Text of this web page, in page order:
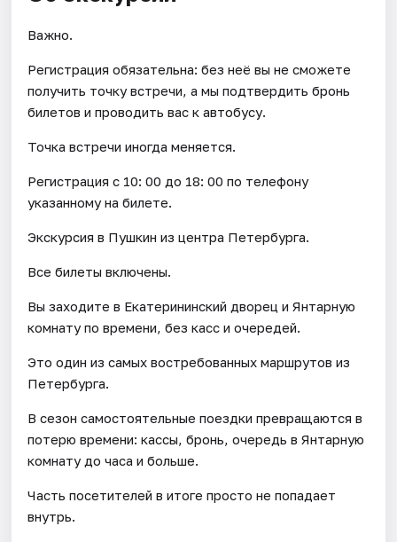
Важно.
Регистрация обязательна: без неё вы не сможете
получить точку встречи, а мы подтвердить бронь
билетов и проводить вас к автобусу.
Точка встречи иногда меняется.
Регистрация с 10: 00 до 18: 00 по телефону
указанному на билете.
Экскурсия в Пушкин из центра Петербурга.
Все билеты включены.
Вы заходите в Екатерининский дворец и Янтарную
комнату по времени, без касс и очередей.
Это один из самых востребованных маршрутов из
Петербурга.
В сезон самостоятельные поездки превращаются в
потерю времени: кассы, бронь, очередь в Янтарную
комнату до часа и больше.
Часть посетителей в итоге просто не попадает
внутрь.